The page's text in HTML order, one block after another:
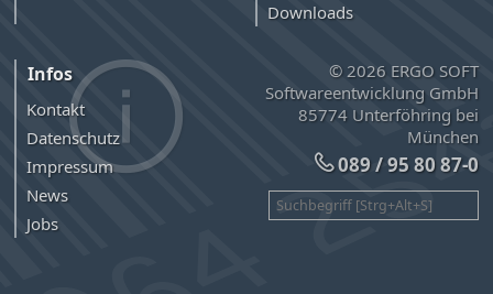
Downloads
Infos
Kontakt
Datenschutz
Impressum
News
Jobs
© 2026 ERGO SOFT
Softwareentwicklung GmbH
85774 Unterföhring bei
München
089 / 95 80 87-0